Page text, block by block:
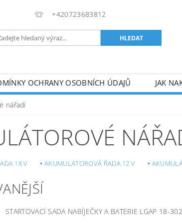
+420723683812
OCHRANY OSOBNÍCH ÚDAJŮ
JAK
NÁŘADÍ
NÁŘADÍ AKU NÁŘADÍ
STAVEBNÍ
nářadí
18 V AKUMULÁTOROVÁ ŘADA 12 V
STARTOVACÍ SADA NABÍJEČKY A BATERIE LGAP 18-